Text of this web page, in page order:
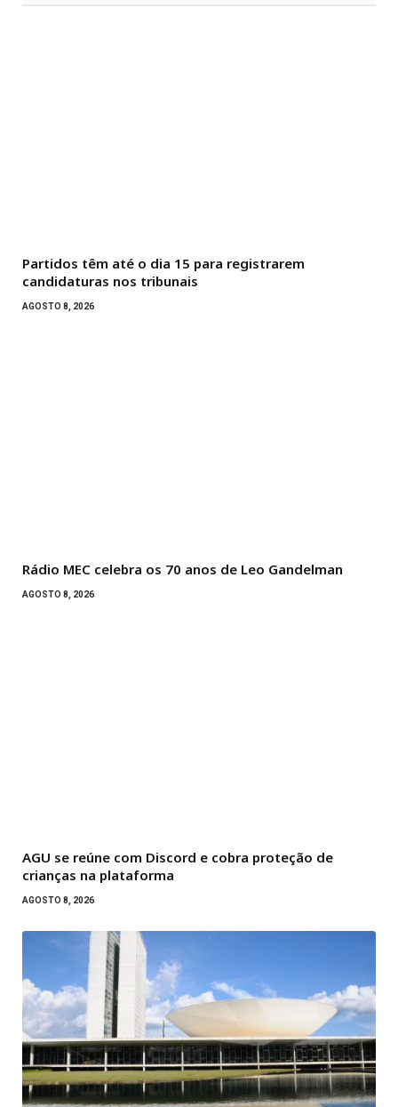
Partidos têm até o dia 15 para registrarem
candidaturas nos tribunais
AGOSTO 8, 2026
Rádio MEC celebra os 70 anos de Leo Gandelman
AGOSTO 8, 2026
AGU se reúne com Discord e cobra proteção de
crianças na plataforma
AGOSTO 8, 2026